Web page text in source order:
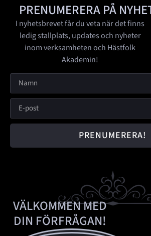
VÄLKOMMEN MED
DIN FÖRFRÅGAN!
PRENUMERERA PÅ
I nyhetsbrevet får du veta när det finns
ledig stallplats, updates och nyheter
inom verksamheten och Hästfolk
Akademin!
PRENUMERERA!